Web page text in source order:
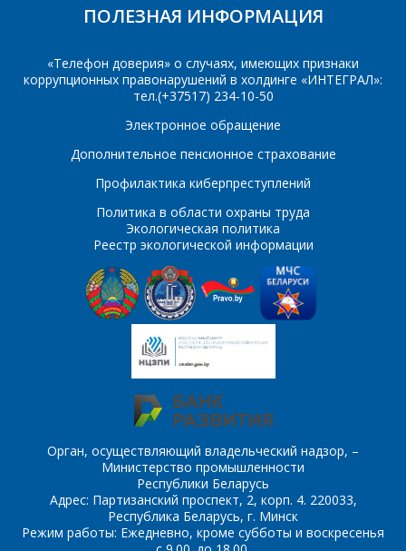
ПОЛЕЗНАЯ ИНФОРМАЦИЯ
«Телефон доверия» о случаях, имеющих признаки
коррупционных правонарушений в холдинге «ИНТЕГРАЛ»:
тел.(+37517) 234-10-50
Электронное обращение
Дополнительное пенсионное страхование
Профилактика киберпреступлений
Политика в области охраны труда
Экологическая политика
Реестр экологической информации
Орган, осуществляющий владельческий надзор, –
Министерство промышленности
Республики Беларусь
Адрес: Партизанский проспект, 2, корп. 4. 220033,
Республика Беларусь, г. Минск
Режим работы: Ежедневно, кроме субботы и воскресенья
*- обязательные
ОТПРАВИТЬ
*- обязательные
поля
ОТПРАВИТЬ